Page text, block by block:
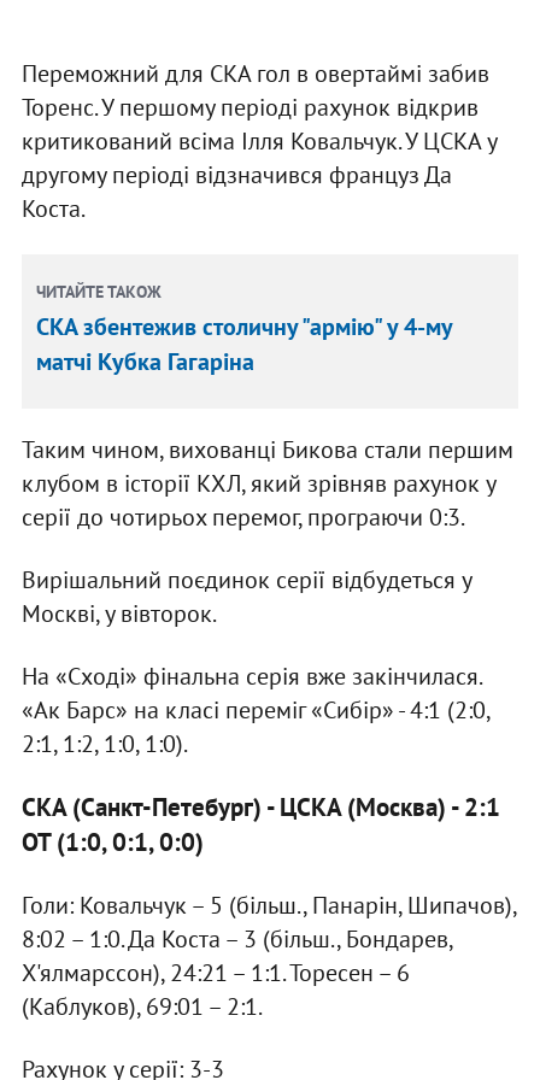
Переможний для СКА гол в овертаймі забив
Торенс. У першому періоді рахунок відкрив
критикований всіма Ілля Ковальчук. У ЦСКА у
другому періоді відзначився француз Да
Коста.
ЧИТАЙТЕ ТАКОЖ
СКА збентежив столичну "армію" у 4-му
матчі Кубка Гагаріна
Таким чином, вихованці Бикова стали першим
клубом в історії КХЛ, який зрівняв рахунок у
серії до чотирьох перемог, програючи 0:3.
Вирішальний поєдинок серії відбудеться у
Москві, у вівторок.
На «Сході» фінальна серія вже закінчилася.
«Ак Барс» на класі переміг «Сибір» - 4:1 (2:0,
2:1, 1:2, 1:0, 1:0).
СКА (Санкт-Петебург) - ЦСКА (Москва) - 2:1
ОТ (1:0, 0:1, 0:0)
Голи: Ковальчук – 5 (більш., Панарін, Шипачов),
8:02 – 1:0. Да Коста – 3 (більш., Бондарев,
Х'ялмарссон), 24:21 – 1:1. Торесен – 6
(Каблуков), 69:01 – 2:1.
Рахунок у серії: 3-3